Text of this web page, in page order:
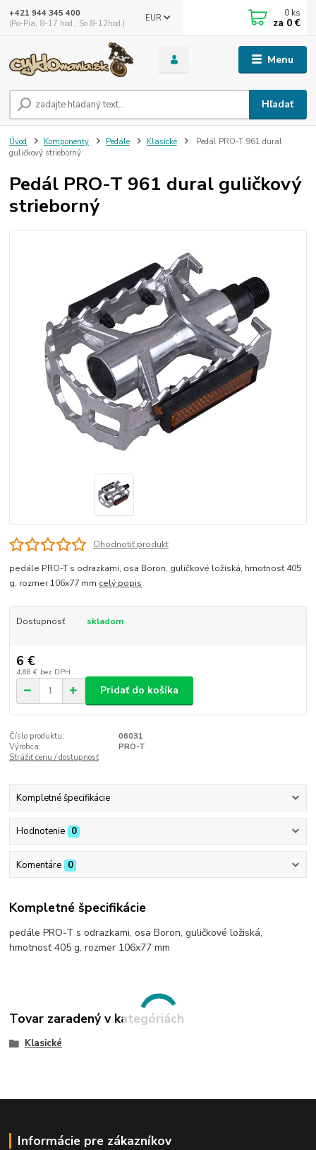
Menu
EUR
Hľadať
+421 944 345 400
(Po-Pia, 8-17 hod., So 8-12hod.)
0 ks
za 0 €
Úvod Komponenty Pedále Klasické
Pedál PRO-T 961 dural
guličkový strieborný
Pedál PRO-T 961 dural guličkový
strieborný
Ohodnotiť produkt
pedále PRO-T s odrazkami, osa Boron, guličkové ložiská, hmotnosť 405
g, rozmer 106x77 mm celý popis
Dostupnosť skladom
6 €
4,88 € bez DPH
Pridať do košíka
Číslo produktu:
06031
Výrobca:
PRO-T
Strážiť cenu / dostupnosť
Kompletné špecifikácie
Hodnotenie 0
Komentáre 0
Kompletné špecifikácie
pedále PRO-T s odrazkami, osa Boron, guličkové ložiská,
hmotnosť 405 g, rozmer 106x77 mm
Tovar zaradený v kategóriách
Klasické
Informácie pre zákazníkov